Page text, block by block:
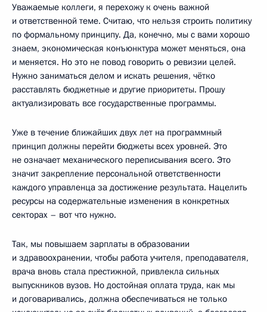
Уважаемые коллеги, я перехожу к очень важной
и ответственной теме. Считаю, что нельзя строить политику
по формальному принципу. Да, конечно, мы с вами хорошо
знаем, экономическая конъюнктура может меняться, она
и меняется. Но это не повод говорить о ревизии целей.
Нужно заниматься делом и искать решения, чётко
расставлять бюджетные и другие приоритеты. Прошу
актуализировать все государственные программы.
Уже в течение ближайших двух лет на программный
принцип должны перейти бюджеты всех уровней. Это
не означает механического переписывания всего. Это
значит закрепление персональной ответственности
каждого управленца за достижение результата. Нацелить
ресурсы на содержательные изменения в конкретных
секторах – вот что нужно.
Так, мы повышаем зарплаты в образовании
и здравоохранении, чтобы работа учителя, преподавателя,
врача вновь стала престижной, привлекла сильных
выпускников вузов. Но достойная оплата труда, как мы
и договаривались, должна обеспечиваться не только